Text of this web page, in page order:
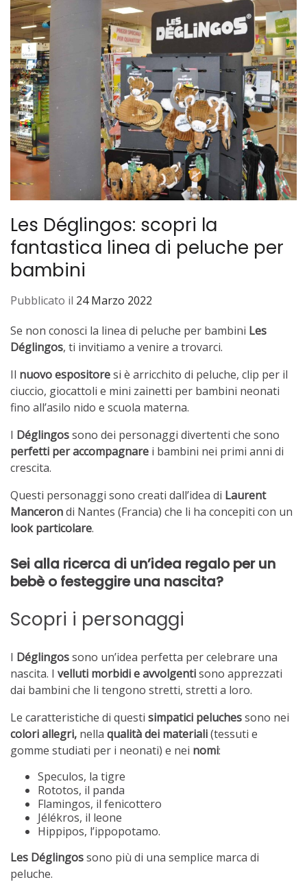
Les Déglingos: scopri la
fantastica linea di peluche per
bambini
Pubblicato il 24 Marzo 2022
Se non conosci la linea di peluche per bambini Les
Déglingos, ti invitiamo a venire a trovarci.
Il nuovo espositoresi è arricchito di peluche, clip per il
ciuccio, giocattoli e mini zainetti per bambini neonati
fino all’asilo nido e scuola materna.
I Déglingossono dei personaggi divertenti che sono
perfetti per accompagnare i bambini nei primi anni di
crescita.
Questi personaggi sono creati dall’idea di Laurent
Mancerondi Nantes (Francia) che li ha concepiti con un
look particolare.
Sei alla ricerca di un’idea regalo per un
bebè o festeggire una nascita?
Scopri i personaggi
I Déglingossono un’idea perfetta per celebrare una
nascita. I velluti morbidi e avvolgentisono apprezzati
dai bambini che li tengono stretti, stretti a loro.
Le caratteristiche di questi simpatici peluchessono nei
colori allegri, nella qualità dei materiali(tessuti e
gomme studiati per i neonati) e nei nomi:
Speculos, la tigre
Rototos, il panda
Flamingos, il fenicottero
Jélékros, il leone
Hippipos, l’ippopotamo.
Les Déglingossono più di una semplice marca di
peluche.